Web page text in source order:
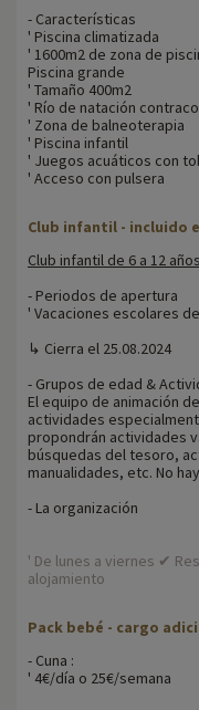
- Características
' Piscina climatizada
' 1600m2 de zona de
Piscina grande
' Tamaño 400m2
' Río de natación
' Zona de balneoterapia
' Piscina infantil
' Juegos acuáticos con
' Acceso con pulsera
Club infantil - incluido
Club infantil de 6 a 12 años
- Periodos de apertura
' Vacaciones escolares
↳ Cierra el 25.08.2024
- Grupos de edad &
El equipo de animación
actividades
propondrán actividades
búsquedas del tesoro,
manualidades, etc. No
- La organización
' De lunes a viernes ✔
alojamiento
Pack bebé - cargo
- Cuna :
' 4€/día o 25€/semana